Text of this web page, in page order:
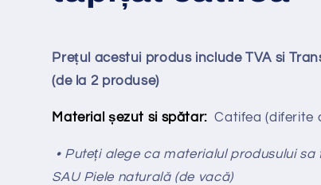
Prețul acestui produs include TVA si
(de la 2 produse)
Material șezut si spătar: Catifea(diferite
• Puteți alege ca materialul produsului sa
SAU Piele naturală (de vacă)